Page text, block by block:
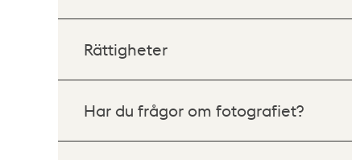
Rättigheter
Har du frågor om fotografiet?